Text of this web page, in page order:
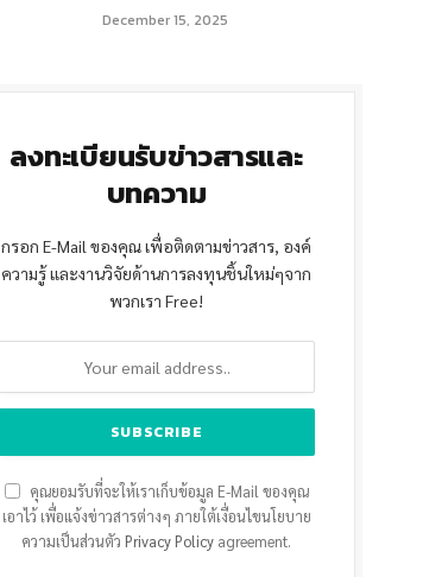
December 15, 2025
ลงทะเบียนรับข่าวสารและ
บทความ
กรอก E-Mail ของคุณ เพื่อติดตามข่าวสาร, องค์
ความรู้ และงานวิจัยด้านการลงทุนชิ้นใหม่ๆจาก
พวกเรา Free!
คุณยอมรับที่จะให้เราเก็บข้อมูล E-Mail ของคุณ
เอาไว้ เพื่อแจ้งข่าวสารต่างๆ ภายใต้เงื่อนไขนโยบาย
ความเป็นส่วนตัว Privacy Policy agreement.